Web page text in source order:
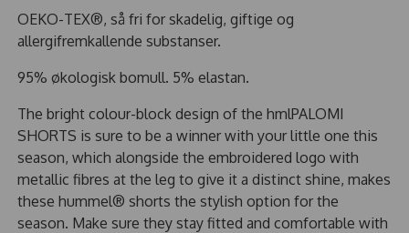
OEKO-TEX®, så fri for skadelig, giftige og
allergifremkallende substanser.
95% økologisk bomull. 5% elastan.
The bright colour-block design of the hmlPALOMI
SHORTS is sure to be a winner with your little one this
season, which alongside the embroidered logo with
metallic fibres at the leg to give it a distinct shine, makes
these hummel® shorts the stylish option for the
season. Make sure they stay fitted and comfortable with